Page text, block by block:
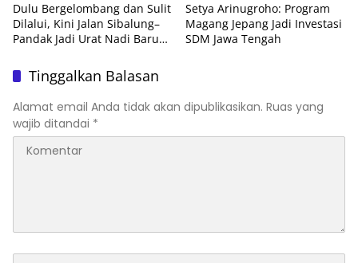
Dulu Bergelombang dan Sulit
Dilalui, Kini Jalan Sibalung–
Pandak Jadi Urat Nadi Baru
Setya Arinugroho: Program
Magang Jepang Jadi Investasi
SDM Jawa Tengah
Tinggalkan Balasan
Alamat email Anda tidak akan dipublikasikan. Ruas yang
wajib ditandai *